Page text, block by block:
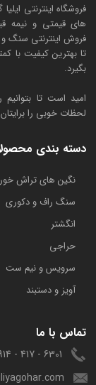
فروشگاه اینترنتی
های قیمتی و نیمه
فروش اینترنتی سنگ
تا بهترین کیفیت با
بگیرد.
امید است تا
لحظات خوبی را
دسته بندی
​نگین های تراش
سنگ راف و دکوری
انگشتر
حراجی
سرویس و نیم ست
آویز و دستبند
تماس با ما
6301 - 417 - 0914